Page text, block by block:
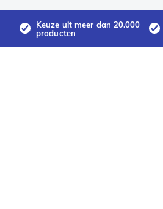
Keuze uit meer dan 20.000
producten